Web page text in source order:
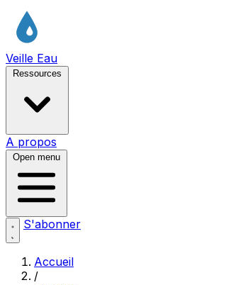
Veille Eau
Ressources
A propos
Open menu
S'abonner
Accueil
/